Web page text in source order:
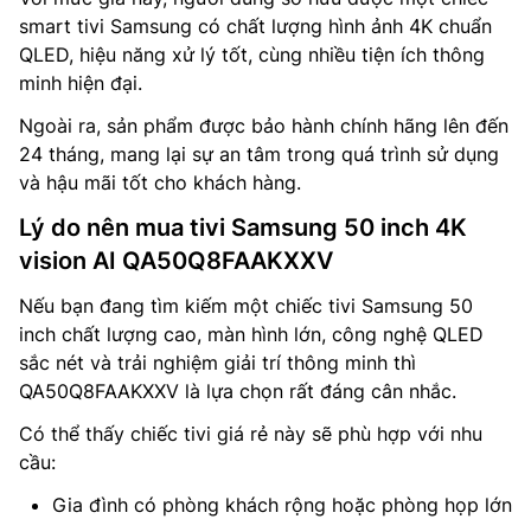
smart tivi Samsung có chất lượng hình ảnh 4K chuẩn
QLED, hiệu năng xử lý tốt, cùng nhiều tiện ích thông
minh hiện đại.
Ngoài ra, sản phẩm được bảo hành chính hãng lên đến
24 tháng, mang lại sự an tâm trong quá trình sử dụng
và hậu mãi tốt cho khách hàng.
Lý do nên mua tivi Samsung 50 inch 4K
vision AI QA50Q8FAAKXXV
Nếu bạn đang tìm kiếm một chiếc tivi Samsung 50
inch chất lượng cao, màn hình lớn, công nghệ QLED
sắc nét và trải nghiệm giải trí thông minh thì
QA50Q8FAAKXXV là lựa chọn rất đáng cân nhắc.
Có thể thấy chiếc tivi giá rẻ này sẽ phù hợp với nhu
cầu:
Gia đình có phòng khách rộng hoặc phòng họp lớn